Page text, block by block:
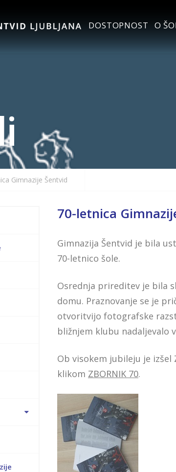
DOSTOPNOST O
Gimnazije Šentvid
70-letnica
Gimnazija Šentvid je bila
70-letnico šole.
Osrednja prireditev je bila
domu. Praznovanje se je
otvoritvijo fotografske
bližnjem klubu nadaljevalo
Ob visokem jubileju je
klikom ZBORNIK 70.